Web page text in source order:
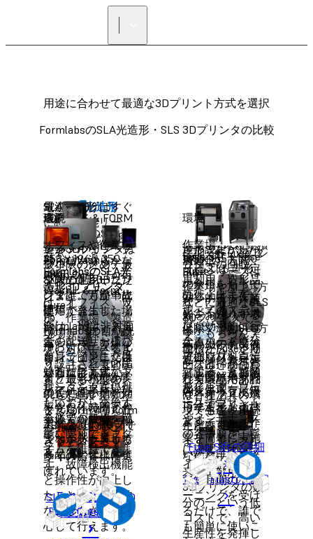
用途に合わせて最適な3Dプリント方式を選択
FormlabsのSLA光造形・SLS 3Dプリンタの比較
SLA光造形
SLA光造形
FORMシリー
ズ
光造形
方式
SLA光造形3Dプリ
ンタは、液体の光
硬化性レジンに光
源を照射し、光重
合という化学反応
を利用して硬化さ
せる造形方式で
す。
造形方式
SLA光造形
FormlabsのSLA光
造形3Dプリンタ
は、次世代のLow
Force
Display™（LFD）
テクノロジーによ
り、優れた表面品
質と造形精度を実
現し、高い信頼性
と安定性を備えた
工業品質の3Dプリ
ントを必要とする
多くのお客様に選
ばれています。
SLA光造形方式3D
プリントの詳細
表面品質
積層痕がほとんど
残らない滑らかな
表面
FORM 4L & FORM
4BL
353 x 196 x 350
mm
電源に繋げばすぐ
に造形可能
シンプルなワーク
フローのため、最
小限のトレーニン
グで誰でも簡単に
使用できます。
Formlabsは非対面
での配送、および
オンラインまたは
対面にて高度なト
レーニングを提供
しており、チーム
全体での研修を簡
単に実施できま
す。
最小限
FormlabsのSLA光
造形3Dプリンタは
最小限のメンテナ
ンスで運用いただ
けます。万が一故
障等が発生した場
合は、光学システ
ムをユーザー様ご
自身で簡単に交換
いただけます。プ
リンタを返送いた
だいてから交換す
る必要がなく、可
能な限りアップタ
イムを維持できま
す。故障検出機能
と操作性が向上し
たことで、実験的
な造形もさらに安
心して行えます。
Form Wash &
Form Cure、Form
Wash L & Form
Cure L
Formlabsの自動洗
浄および二次硬化
ソリューションに
より、SLA光造形
の後処理手順を効
率化し、時間と作
業量を最低限に抑
えながら一貫して
高品質に仕上げま
す。
Form Washと
Form Cureの詳細
環境
オフィスや作業場
FormlabsのSLA光
造形3Dプリンタ
は、オフィス、ラ
ボ、作業場、製造
現場等、様々な環
境に対応できるよ
う設計されていま
す。最も小型の
SLA光造形プリン
タ、Form 4 / Form
4Bは卓上に設置で
きるテスクトップ
サイズです。
SLS
SLS（粉末焼結積
層造形）方式
FUSEシリー
ズ
パウダ
ーによる造形
SLS方式3Dプリ
ンタは、高出力
レーザーで細か
な粉末状の高分
子樹脂材料を焼
結することで造
形します。
造形方式
SLS（粉末焼結積
層造形）方式
工業品質のSLS方
式3Dプリントを
初めてベンチト
ップサイズで実
現したFuseシリ
ーズは、高品質
な実製品用部品
や各種治具のバ
ッチ生産・連続
生産を可能にし
ます。シンプル
な作業手順と従
来の工業用SLS
3Dプリンタの数
分の一という低
コストで、高い
生産性を発揮し
表面品質
ややざらついた
表面
FUSE 1+ 30W &
FUSE 1
165 x 165 x 300
mm
SLSの管理も簡単
に
造形設定からパ
ウダーの回収・
再利用、造形品
の仕上げまで、
すべてのステッ
プが効率的に行
えるハードウェ
アとソフトウェ
ア設計。直感的
なインターフェ
ースでプリント
やメンテナンス
の各手順を丁寧
に説明。オンラ
インまたは対面
で短時間のトレ
ーニングを受け
るだけで、誰で
も簡単に使いこ
高効率
メンテナンスの
必要性を最小限
に抑えたFuse 1シ
リーズは、一定
の余裕をもって
メンテナンス通
知をお送りする
ほか、フルカラ
ーのタッチスク
リーンに表示さ
れる図解入りの
各ステップに従
って造形および
メンテナンス作
業を簡単に実施
いただけます。
Fuse Sift + Fuse
Blast
効率的で手作業
による介入が最
低限で済むSLS方
式専用の高度後
処理ソリューシ
ョンで、造形後
の後処理を最短
15分で完了させ
ます。
Fuse Siftの詳細
Fuse Blastの詳細
環境
作業場
Fuseシリーズは
作業場や加工場
などに最適なSLS
3Dプリンタで
す。もちろん、
面積が広く定期
的な清掃が行わ
れる環境であれ
ば、オフィス環
境でもご使用い
ただけます。